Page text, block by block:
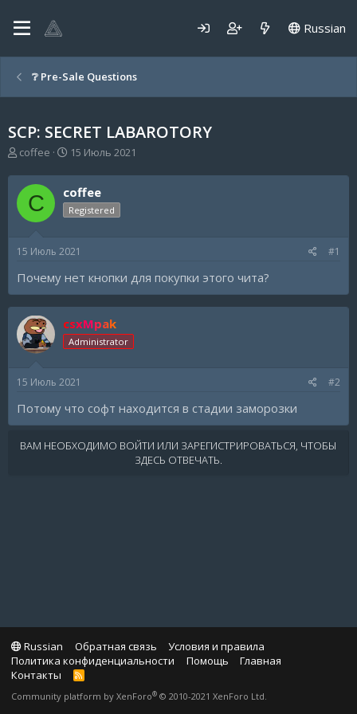
Russian
❔ Pre-Sale Questions
SCP: SECRET LABAROTORY
А
т
о
р
т
м
coffee
Д
т
а
н
а
а
15 Июль 2021
C coffee
Registered
15 Июль 2021 #1
Почему нет кнопки для покупки этого чита?
csxMpak
Administrator
15 Июль 2021 #2
Потому что софт находится в стадии заморозки
ВАМ НЕОБХОДИМО ВОЙТИ ИЛИ ЗАРЕГИСТРИРОВАТЬСЯ, ЧТОБЫ
ЗДЕСЬ ОТВЕЧАТЬ.
Russian Обратная связь
Условия и правила
Политика конфиденциальности
Помощь
Главная
Контакты
R
S
Community platform by XenForo® © 2010-2021 XenForo Ltd.